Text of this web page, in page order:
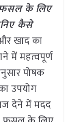
के लिए
कैसे
खाद का
में महत्वपूर्ण
पोषक
उपयोग
देने में मदद